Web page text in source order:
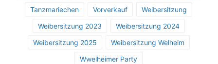
Tanzmariechen
Vorverkauf
Weibersitzung
Weibersitzung 2023
Weibersitzung 2024
Weibersitzung 2025
Weibersitzung Welheim
Wwelheimer Party